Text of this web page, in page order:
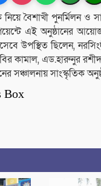
বৈশাখী পুনর্মিলন ও
এই অনুষ্ঠানের
উপস্থিত ছিলেন,
কামাল, এড.হারুনুর
সঞ্চালনায় সাংস্কৃতিক
Box